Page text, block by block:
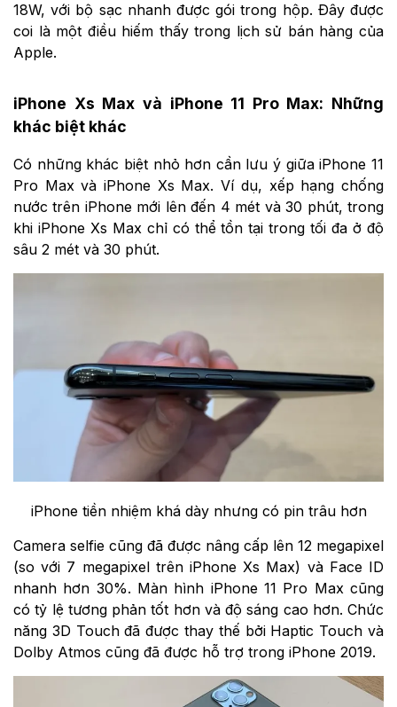
18W, với bộ sạc nhanh được gói trong hộp. Đây được
coi là một điều hiếm thấy trong lịch sử bán hàng của
Apple.
iPhone Xs Max và iPhone 11 Pro Max: Những
khác biệt khác
Có những khác biệt nhỏ hơn cần lưu ý giữa iPhone 11
Pro Max và iPhone Xs Max. Ví dụ, xếp hạng chống
nước trên iPhone mới lên đến 4 mét và 30 phút, trong
khi iPhone Xs Max chỉ có thể tồn tại trong tối đa ở độ
sâu 2 mét và 30 phút.
iPhone tiền nhiệm khá dày nhưng có pin trâu hơn
Camera selfie cũng đã được nâng cấp lên 12 megapixel
(so với 7 megapixel trên iPhone Xs Max) và Face ID
nhanh hơn 30%. Màn hình iPhone 11 Pro Max cũng
có tỷ lệ tương phản tốt hơn và độ sáng cao hơn. Chức
năng 3D Touch đã được thay thế bởi Haptic Touch và
Dolby Atmos cũng đã được hỗ trợ trong iPhone 2019.